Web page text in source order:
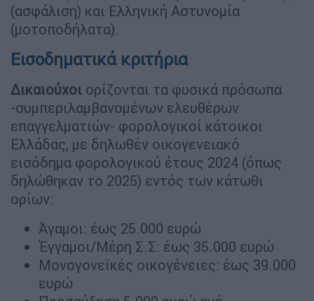
(ασφάλιση) και Ελληνική Αστυνομία
(μοτοποδήλατα).
Εισοδηματικά κριτήρια
Δικαιούχοι ορίζονται τα φυσικά πρόσωπα
-συμπεριλαμβανομένων ελευθέρων
επαγγελματιών- φορολογικοί κάτοικοι
Ελλάδας, με δηλωθέν οικογενειακό
εισόδημα φορολογικού έτους 2024 (όπως
δηλώθηκαν το 2025) εντός των κάτωθι
ορίων:
Άγαμοι: έως 25.000 ευρώ
Έγγαμοι/Μέρη Σ.Σ: έως 35.000 ευρώ
Μονογονεϊκές οικογένειες: έως 39.000
ευρώ